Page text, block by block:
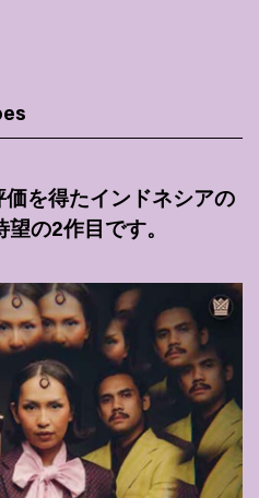
を得たインドネシアの
の2作目です。